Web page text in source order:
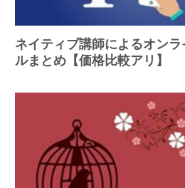
ネイティブ講師によるオン
ルまとめ【価格比較アリ】